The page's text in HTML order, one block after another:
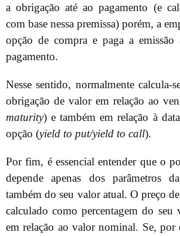
a obrigação até ao pagamento (e
com base nessa premissa) porém, a
opção de compra e paga a emissão
pagamento.
Nesse sentido, normalmente calcula-
obrigação de valor em relação ao
maturity) e também em relação à
opção (yield to put/yield to call).
Por fim, é essencial entender que o
depende apenas dos parâmetros
também do seu valor atual. O preço
calculado como percentagem do seu
em relação ao valor nominal. Se,